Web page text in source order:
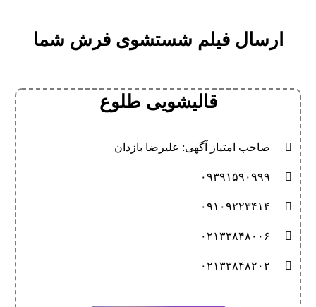
ارسال فیلم شستشوی فرش شما
قالیشویی طلوع
صاحب امتیاز آگهی: علیرضا بازدان
۰۹۳۹۱۵۹۰۹۹۹
۰۹۱۰۹۲۲۳۴۱۴
۰۲۱۳۳۸۴۸۰۰۶
۰۲۱۳۳۸۴۸۲۰۲